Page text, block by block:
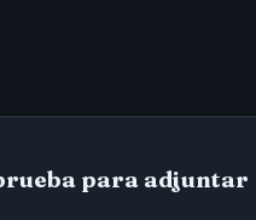
para adjuntar